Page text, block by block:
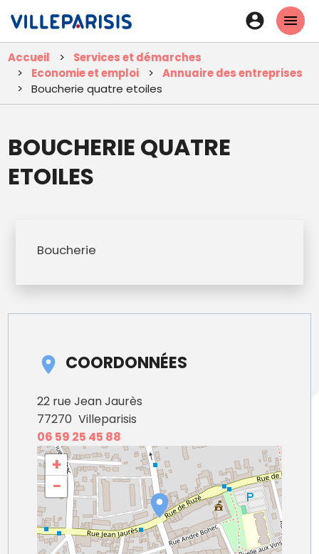
contenu
principal
En-
tête
-
Accueil
Services et démarches
Economie et emploi
Annuaire des entreprises
Boucherie quatre etoiles
BOUCHERIE QUATRE
ETOILES
Boucherie
COORDONNÉES
22 rue Jean Jaurès
77270 Villeparisis
06 59 25 45 88
+
−